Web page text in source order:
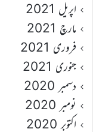
اپریل 2021
مارچ 2021
فروری 2021
جنوری 2021
دسمبر 2020
نومبر 2020
اکتوبر 2020